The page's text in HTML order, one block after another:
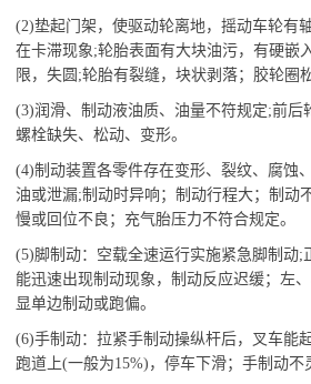
(2)垫起门架，使驱动轮离地，摇动车轮有
在卡滞现象;轮胎表面有大块油污，有硬嵌
限，失圆;轮胎有裂缝，块状剥落；胶轮圈
(3)润滑、制动液油质、油量不符规定;前后
螺栓缺失、松动、变形。
(4)制动装置各零件存在变形、裂纹、腐蚀
油或泄漏;制动时异响；制动行程大；制动
慢或回位不良；充气胎压力不符合规定。
(5)脚制动：空载全速运行实施紧急脚制动;
能迅速出现制动现象，制动反应迟缓；左
显单边制动或跑偏。
(6)手制动：拉紧手制动操纵杆后，叉车能
跑道上(一般为15%)，停车下滑；手制动不